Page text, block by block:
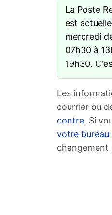
La Poste
est
mercredi
07h30 à
19h30.
Les
courrier ou
contre. Si
votre bureau
changement